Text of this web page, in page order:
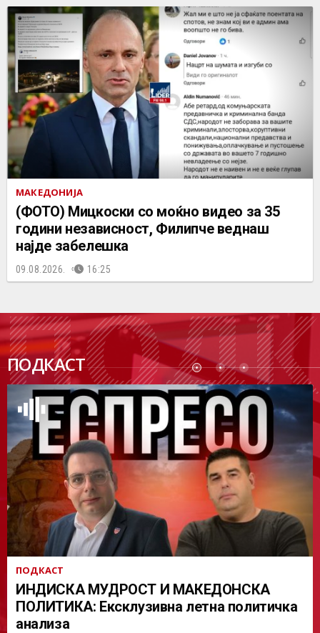
МАКЕДОНИЈА
(ФОТО) Мицкоски со моќно видео за 35
години независност, Филипче веднаш
најде забелешка
09.08.2026. 16:25
ПОДКАСТ
ПОДК
АСТ
ПОДКАСТ
ИНДИСКА МУДРОСТ И МАКЕДОНСКА
ПОЛИТИКА: Ексклузивна летна политичка
анализа